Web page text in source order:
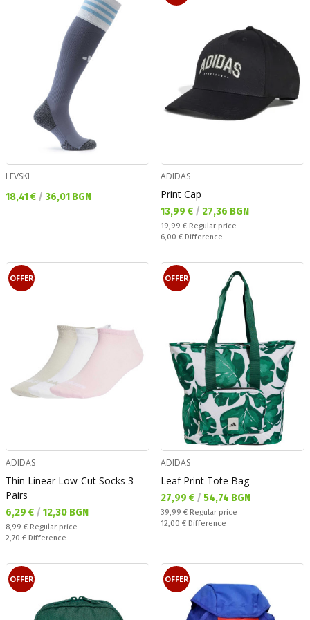
LEVSKI
Текуща цена:
18,41 € / 36,01 BGN
ADIDAS
Print Cap
Текуща цена:
13,99 € / 27,36 BGN
Regular price:
19,99 € Regular price
Спестявате:
6,00 € Difference
OFFER
ADIDAS
Thin Linear Low-Cut Socks 3
Pairs
Текуща цена:
6,29 € / 12,30 BGN
Regular price:
8,99 € Regular price
Спестявате:
2,70 € Difference
OFFER
ADIDAS
Leaf Print Tote Bag
Текуща цена:
27,99 € / 54,74 BGN
Regular price:
39,99 € Regular price
Спестявате:
12,00 € Difference
OFFER OFFER